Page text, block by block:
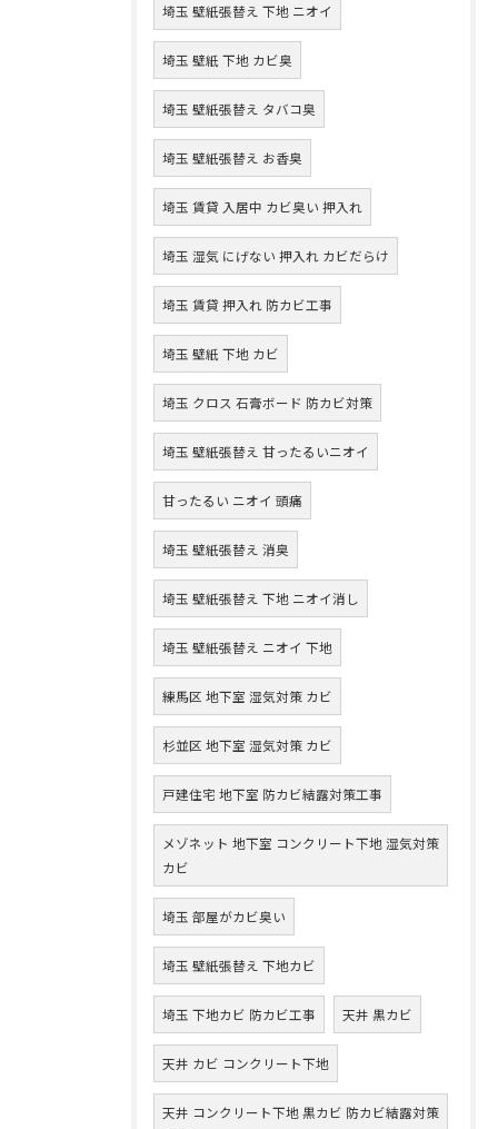
埼玉 壁紙張替え 下地 ニオイ
埼玉 壁紙 下地 カビ臭
埼玉 壁紙張替え タバコ臭
埼玉 壁紙張替え お香臭
埼玉 賃貸 入居中 カビ臭い 押入れ
埼玉 湿気 にげない 押入れ カビだらけ
埼玉 賃貸 押入れ 防カビ工事
埼玉 壁紙 下地 カビ
埼玉 クロス 石膏ボード 防カビ対策
埼玉 壁紙張替え 甘ったるいニオイ
甘ったるい ニオイ 頭痛
埼玉 壁紙張替え 消臭
埼玉 壁紙張替え 下地 ニオイ消し
埼玉 壁紙張替え ニオイ 下地
練馬区 地下室 湿気対策 カビ
杉並区 地下室 湿気対策 カビ
戸建住宅 地下室 防カビ結露対策工事
メゾネット 地下室 コンクリート下地 湿気対策
カビ
埼玉 部屋がカビ臭い
埼玉 壁紙張替え 下地カビ
埼玉 下地カビ 防カビ工事 天井 黒カビ
天井 カビ コンクリート下地
天井 コンクリート下地 黒カビ 防カビ結露対策